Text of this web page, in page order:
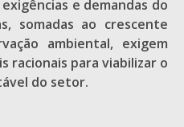
e demandas do
somadas ao crescente
ambiental, exigem
racionais para viabilizar o
do setor.